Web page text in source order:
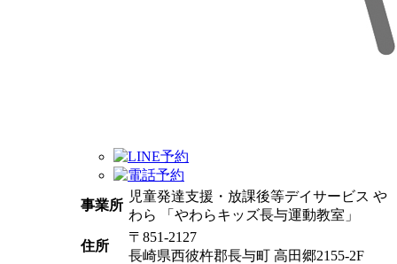
事業所
児童発達支援・放課後等デイサービス や
わら 「やわらキッズ長与運動教室」
住所
〒851-2127
長崎県西彼杵郡長与町 高田郷2155-2F